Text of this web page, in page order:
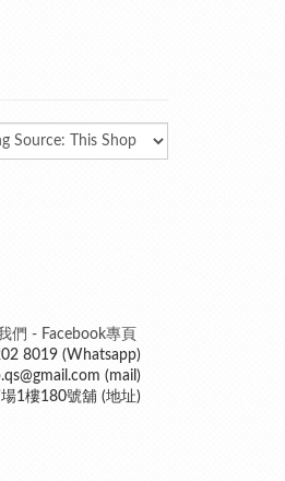
們 - Facebook專頁
8019 (Whatsapp)
(mail)
1樓180號舖 (地址)